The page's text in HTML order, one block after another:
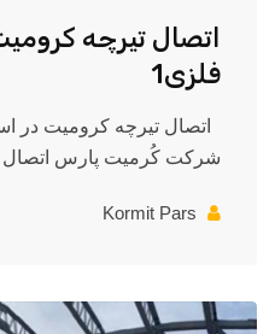
اتصال تیرچه
فلزی1
شرکت کُرمیت پارس اتصال
Kormit Pars